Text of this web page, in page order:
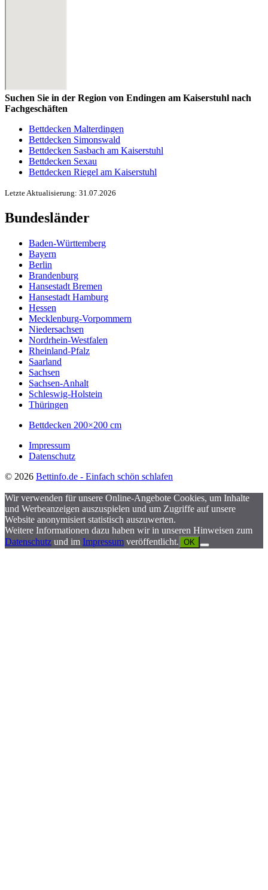
Suchen Sie in der Region von Endingen am Kaiserstuhl nach
Fachgeschäften
Bettdecken Malterdingen
Bettdecken Simonswald
Bettdecken Sasbach am Kaiserstuhl
Bettdecken Sexau
Bettdecken Riegel am Kaiserstuhl
Letzte Aktualisierung: 31.07.2026
Bundesländer
Baden-Württemberg
Bayern
Berlin
Brandenburg
Hansestadt Bremen
Hansestadt Hamburg
Hessen
Mecklenburg-Vorpommern
Niedersachsen
Nordrhein-Westfalen
Rheinland-Pfalz
Saarland
Sachsen
Sachsen-Anhalt
Schleswig-Holstein
Thüringen
Bettdecken 200×200 cm
Impressum
Datenschutz
© 2026 Bettinfo.de - Einfach schön schlafen
Wir verwenden für unsere Online-Angebote Cookies, um Inhalte
und Werbeanzeigen auszuspielen und um Zugriffe auf unsere
Website anonymisiert statistisch auszuwerten.
Weitere Informationen dazu haben wir in unseren Hinweisen zum
Datenschutz und im Impressum veröffentlicht. OK